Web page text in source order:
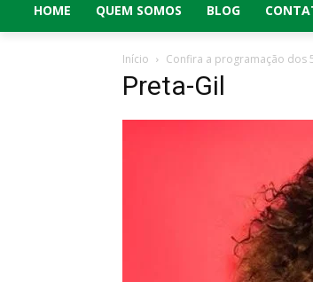
HOME QUEM SOMOS BLOG
Início Confira a programação dos
Preta-Gil